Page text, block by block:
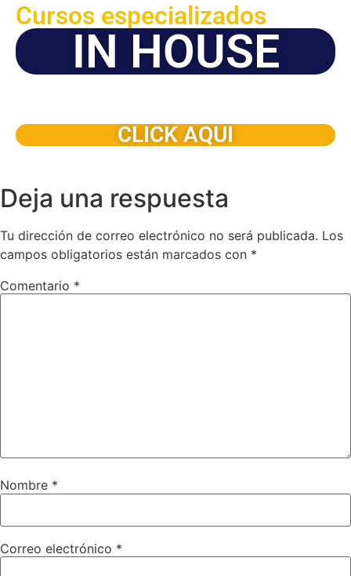
Cursos especializados
IN HOUSE
CLICK AQUI
Deja una respuesta
Tu dirección de correo electrónico no será publicada. Los
campos obligatorios están marcados con *
Comentario *
Nombre *
Correo electrónico *